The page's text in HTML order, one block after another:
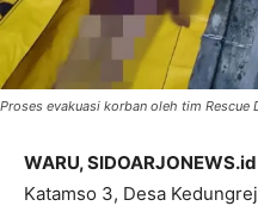
Proses evakuasi korban oleh tim Rescue
WARU, SIDOARJONEWS.id
Katamso 3, Desa